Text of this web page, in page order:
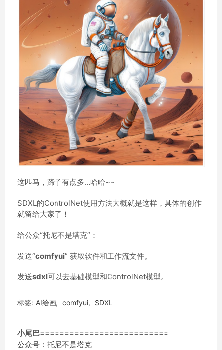
这匹马，蹄子有点多…哈哈~~
SDXL的ControlNet使用方法大概就是这样，具体的创作
就留给大家了！
给公众“托尼不是塔克”：
发送“comfyui” 获取软件和工作流文件。
发送sdxl可以去基础模型和ControlNet模型。
标签: AI绘画, comfyui, SDXL
小尾巴==========================
公众号：托尼不是塔克